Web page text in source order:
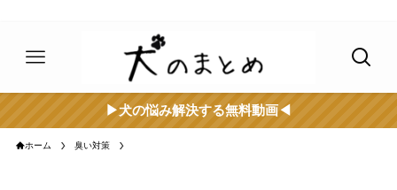
▶︎犬の悩み解決する無料動画◀︎
ホーム 臭い対策